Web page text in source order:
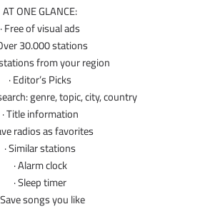
AT ONE GLANCE:
· Free of visual ads
30.000 stations
stations from your region
· Editor’s Picks
genre, topic, city, country
· Title information
radios as favorites
· Similar stations
· Alarm clock
· Sleep timer
Save songs you like